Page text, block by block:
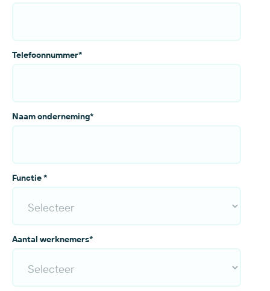
Telefoonnummer*
Naam onderneming*
Functie*
Aantal werknemers*